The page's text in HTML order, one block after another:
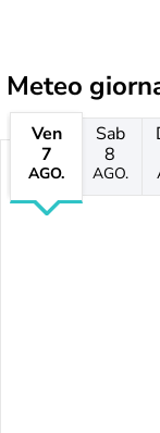
Meteo
Ven
7
AGO.
Sab
8
AGO.